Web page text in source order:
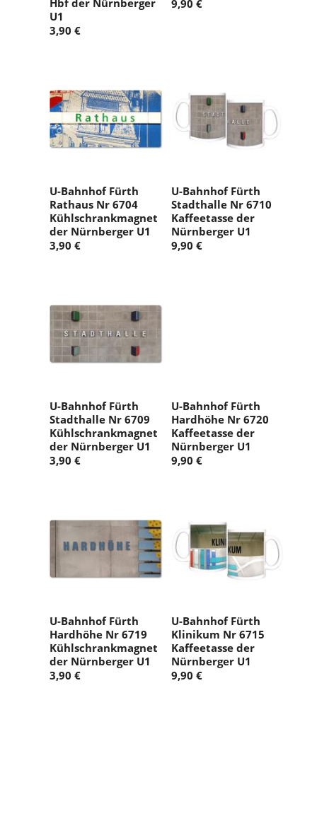
Hbf der Nürnberger
U1
3,90 €
9,90 €
U-Bahnhof Fürth
Rathaus Nr 6704
Kühlschrankmagnet
der Nürnberger U1
3,90 €
U-Bahnhof Fürth
Stadthalle Nr 6710
Kaffeetasse der
Nürnberger U1
9,90 €
U-Bahnhof Fürth
Stadthalle Nr 6709
Kühlschrankmagnet
der Nürnberger U1
3,90 €
U-Bahnhof Fürth
Hardhöhe Nr 6720
Kaffeetasse der
Nürnberger U1
9,90 €
U-Bahnhof Fürth
Hardhöhe Nr 6719
Kühlschrankmagnet
der Nürnberger U1
3,90 €
U-Bahnhof Fürth
Klinikum Nr 6715
Kaffeetasse der
Nürnberger U1
9,90 €